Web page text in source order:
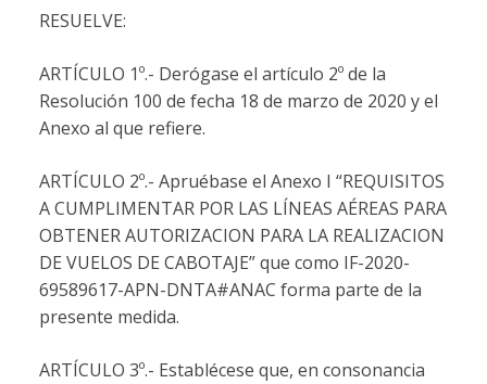
RESUELVE:
ARTÍCULO 1º.- Derógase el artículo 2º de la
Resolución 100 de fecha 18 de marzo de 2020 y el
Anexo al que refiere.
ARTÍCULO 2º.- Apruébase el Anexo I “REQUISITOS
A CUMPLIMENTAR POR LAS LÍNEAS AÉREAS PARA
OBTENER AUTORIZACION PARA LA REALIZACION
DE VUELOS DE CABOTAJE” que como IF-2020-
69589617-APN-DNTA#ANAC forma parte de la
presente medida.
ARTÍCULO 3º.- Establécese que, en consonancia